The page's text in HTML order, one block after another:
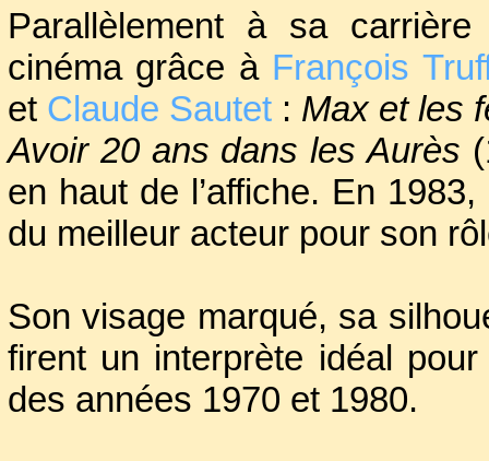
Parallèlement à sa
cinéma grâce à François
et Claude Sautet : Max et les
Avoir 20 ans dans les Aurès
en haut de l’affiche. En
du meilleur acteur pour son
Son visage marqué, sa
firent un interprète idéal
des années 1970 et 1980.
avec le Théâtre